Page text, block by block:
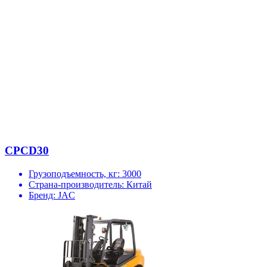
CPCD30
Грузоподъемность, кг: 3000
Страна-производитель: Китай
Бренд: JAC